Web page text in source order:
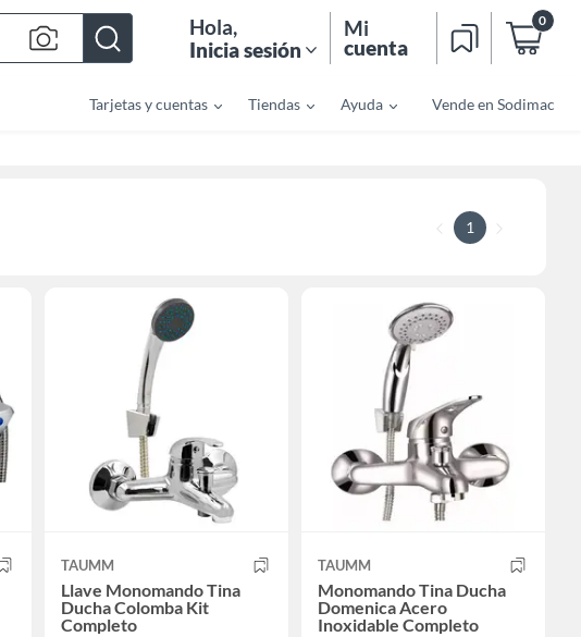
Hola,
Inicia sesión
Mi
cuenta
0
Tarjetas y cuentas Tiendas Ayuda Vende en Sodimac
1
TAUMM
Llave Monomando Tina
Ducha Colomba Kit
Completo
TAUMM
Monomando Tina Ducha
Domenica Acero
Inoxidable Completo